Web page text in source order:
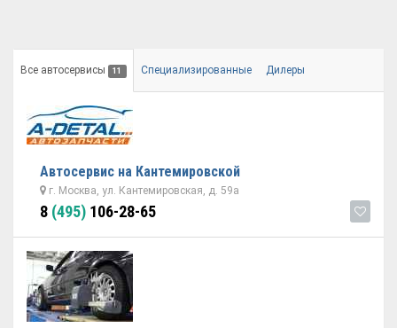
Все автосервисы 11 Специализированные Дилеры
Автосервис на Кантемировской
г. Москва, ул. Кантемировская, д. 59а
8 (495) 106-28-65